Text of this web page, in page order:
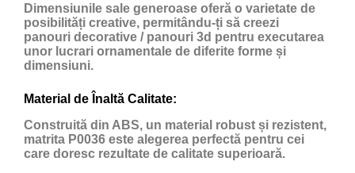
Dimensiunile sale generoase oferă o varietate de
posibilități creative, permitându-ți să creezi
panouri decorative / panouri 3d pentru executarea
unor lucrari ornamentale de diferite forme și
dimensiuni.
Material de Înaltă Calitate:
Construită din ABS, un material robust și rezistent,
matrita P0036 este alegerea perfectă pentru cei
care doresc rezultate de calitate superioară.